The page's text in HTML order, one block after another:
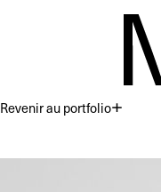
Revenir au portfolioPremium